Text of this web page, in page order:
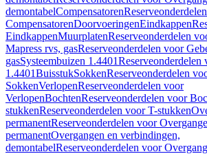
demontabelCompensatoren
CompensatorenDoorvoeringenEindkappen
EindkappenMuurplatenReserveonderdelen
Mapress rvs, gasReserveonderdelen voor
gasSysteembuizen 1.4401Reserveonderdelen
1.4401BuisstukSokkenReserveonderdelen
SokkenVerlopenReserveonderdelen voor
VerlopenBochtenReserveonderdelen voor
stukkenReserveonderdelen voor T-stukken
permanentReserveonderdelen voor
permanentOvergangen en verbindingen,
demontabelReserveonderdelen voor